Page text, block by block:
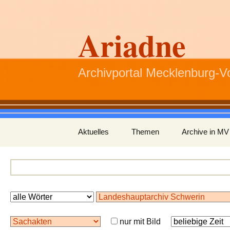
Ariadne
Archivportal Mecklenburg-
Inhalt
springen
Aktuelles Themen Archive in MV
nur mit Bild